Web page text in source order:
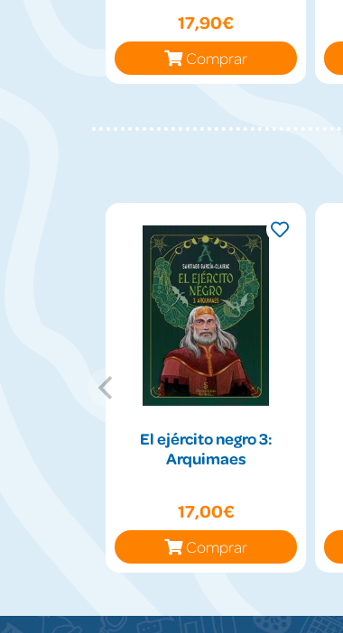
17,90€
Comprar
El ejército negro 3:
Arquimaes
17,00€
Comprar